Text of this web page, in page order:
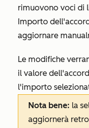
rimuovono voci di
Importo
aggiornare
Le modifiche
il valore
l'importo
Nota bene: la
aggiornerà